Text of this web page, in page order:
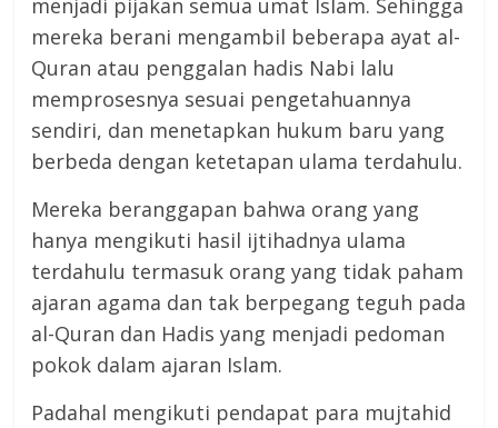
menjadi pijakan semua umat Islam. Sehingga
mereka berani mengambil beberapa ayat al-
Quran atau penggalan hadis Nabi lalu
memprosesnya sesuai pengetahuannya
sendiri, dan menetapkan hukum baru yang
berbeda dengan ketetapan ulama terdahulu.
Mereka beranggapan bahwa orang yang
hanya mengikuti hasil ijtihadnya ulama
terdahulu termasuk orang yang tidak paham
ajaran agama dan tak berpegang teguh pada
al-Quran dan Hadis yang menjadi pedoman
pokok dalam ajaran Islam.
Padahal mengikuti pendapat para mujtahid